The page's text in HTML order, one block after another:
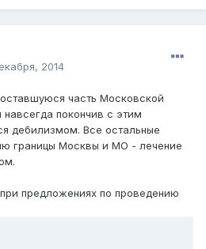
2014
часть Московской
покончив с этим
дебилизмом. Все остальные
границы Москвы и МО - лечение
предложениях по проведению